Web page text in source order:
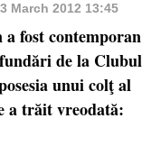
March 2012 13:45
fost contemporan
de la Clubul
unui colţ al
a trăit vreodată: